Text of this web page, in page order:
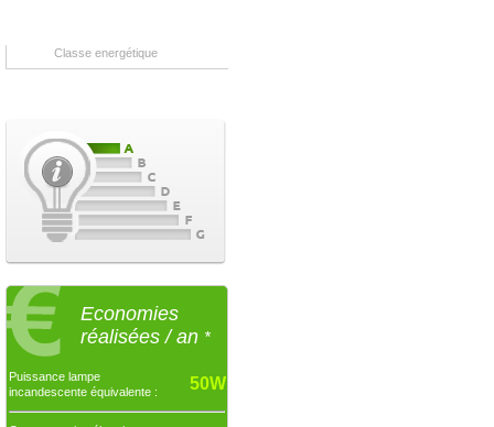
Classe energétique
Economies
réalisées / an *
Puissance lampe
incandescente équivalente :
50W